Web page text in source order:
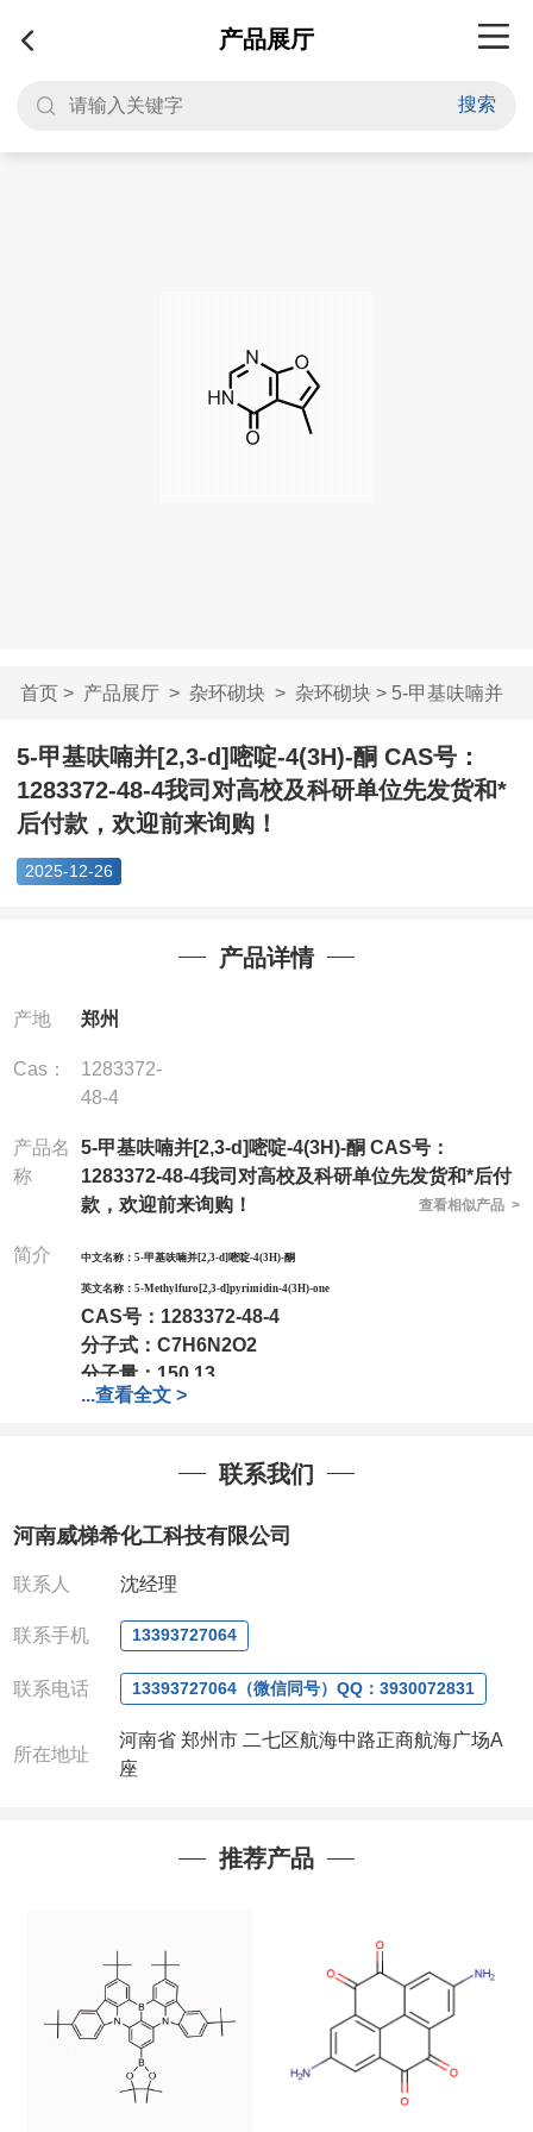
产品展厅
搜索
首页> 产品展厅> 杂环砌块> 杂环砌块> 5-甲基呋喃并
[2,3-d]嘧啶-4(3H...
5-甲基呋喃并[2,3-d]嘧啶-4(3H)-酮 CAS号：
1283372-48-4我司对高校及科研单位先发货和*
后付款，欢迎前来询购！
2025-12-26
产品详情
产地 郑州
Cas：
1283372-
48-4
产品名
称
5-甲基呋喃并[2,3-d]嘧啶-4(3H)-酮 CAS号：
1283372-48-4我司对高校及科研单位先发货和*后付
款，欢迎前来询购！
查看相似产品 >
简介 中文名称： 5-甲基呋喃并[2,3-d]嘧啶-4(3H)-酮
英文名称： 5-Methylfuro[2,3-d]pyrimidin-4(3H)-one
CAS号： 1283372-48-4
分子式： C7H6N2O2
分子量： 150.13
包装：1Mg ; 5Mg;10Mg ;100Mg;250Mg ;500Mg
我司对高校及科研单位先发货和
作中有用到的试剂,欢迎前来询购
电话 :0371-63377391/13393727064
QQ:3930072831
联系人: 沈晓东(欢迎致电
...查看全文 >
联系我们
河南威梯希化工科技有限公司
联系人 沈经理
联系手机 13393727064
联系电话 13393727064（微信同号）QQ：3930072831
所在地址
河南省 郑州市 二七区航海中路正商航海广场A
座
推荐产品